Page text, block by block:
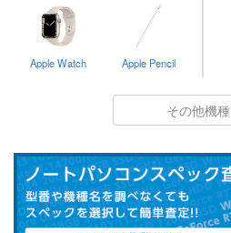
Apple Watch Apple Pencil
その他機種